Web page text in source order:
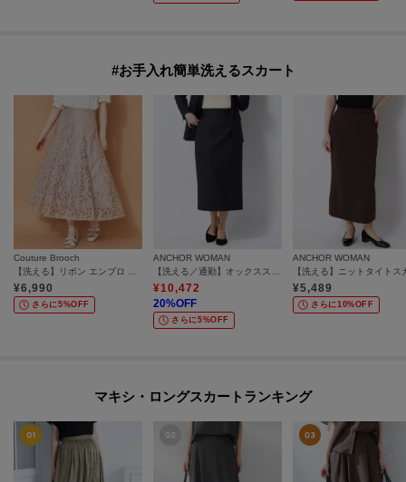
#お手入れ簡単洗えるスカート
Couture Brooch
¥6,990
さらに5%OFF
ANCHOR WOMAN
¥10,472
20%OFF
さらに5%OFF
ANCHOR WOMAN
¥5,489
さらに10%OFF
マキシ・ロングスカートランキング